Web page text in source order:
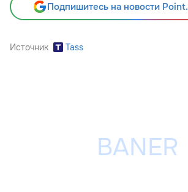
Подпишитесь на новости
Источник Tass